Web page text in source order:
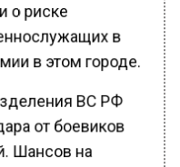
о риске
в
в этом городе.
ВС РФ
от боевиков
Шансов на